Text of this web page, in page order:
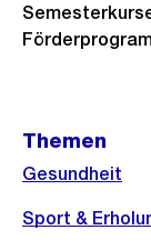
Themen
Gesundheit
Sport &